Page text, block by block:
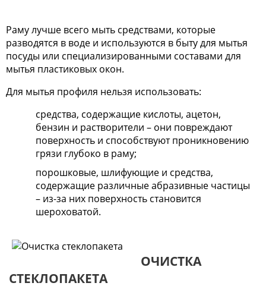
Раму лучше всего мыть средствами, которые
разводятся в воде и используются в быту для мытья
посуды или специализированными составами для
мытья пластиковых окон.
Для мытья профиля нельзя использовать:
средства, содержащие кислоты, ацетон,
бензин и растворители – они повреждают
поверхность и способствуют проникновению
грязи глубоко в раму;
порошковые, шлифующие и средства,
содержащие различные абразивные частицы
– из-за них поверхность становится
шероховатой.
ОЧИСТКА
СТЕКЛОПАКЕТА